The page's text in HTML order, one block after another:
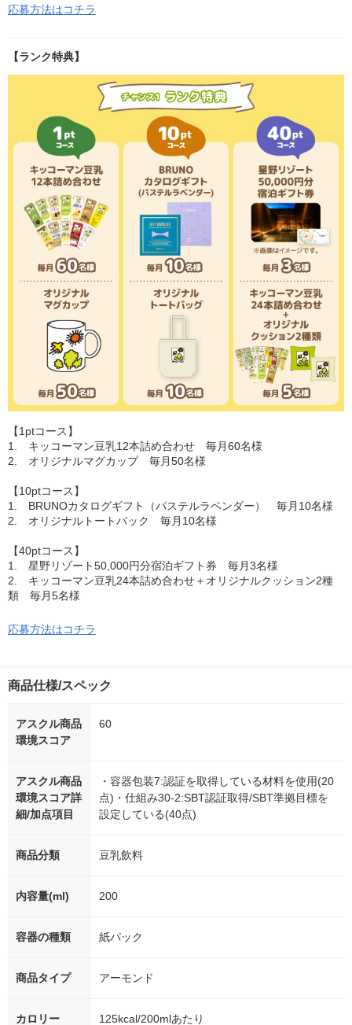
応募方法はコチラ
【ランク特典】
【1ptコース】
1. キッコーマン豆乳12本詰め合わせ 毎月60名様
2. オリジナルマグカップ 毎月50名様
【10ptコース】
1. BRUNOカタログギフト（パステルラベンダー） 毎月10名様
2. オリジナルトートバック 毎月10名様
【40ptコース】
1. 星野リゾート50,000円分宿泊ギフト券 毎月3名様
2. キッコーマン豆乳24本詰め合わせ＋オリジナルクッション2種
類 毎月5名様
応募方法はコチラ
商品仕様/スペック
アスクル商品
環境スコア
60
アスクル商品
環境スコア詳
細/加点項目
・容器包装7:認証を取得している材料を使用(20
点)・仕組み30-2:SBT認証取得/SBT準拠目標を
設定している(40点)
商品分類 豆乳飲料
内容量(ml) 200
容器の種類 紙パック
商品タイプ アーモンド
カロリー 125kcal/200mlあたり